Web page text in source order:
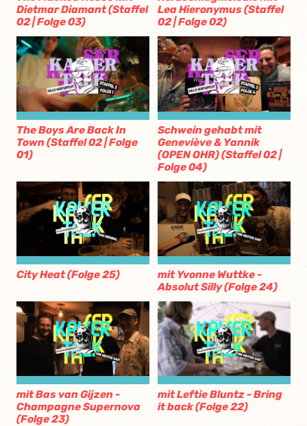
Dietmar Diamant (Staffel
02 | Folge 03)
Lea Hieronymus (Staffel
02 | Folge 02)
The Boys Are Back In
Town (Staffel 02 | Folge
01)
Schwein gehabt mit
Geneviève & Yannik
(OPEN OHR) (Staffel 02 |
Folge 04)
City Heat (Folge 25)
mit Yvonne Wuttke -
Absolut Silly (Folge 24)
mit Bas van Gijzen -
Champagne Supernova
(Folge 23)
mit Leftie Bluntz - Bring
it back (Folge 22)